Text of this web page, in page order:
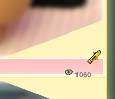
1060